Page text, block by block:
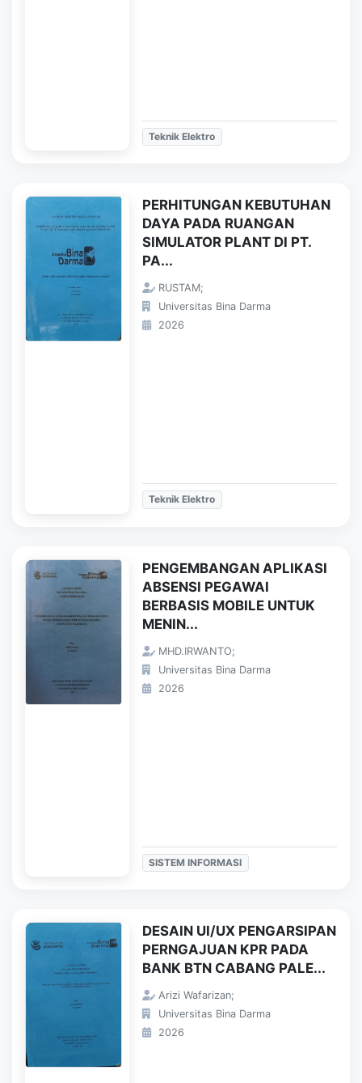
Teknik Elektro
PERHITUNGAN KEBUTUHAN
DAYA PADA RUANGAN
SIMULATOR PLANT DI PT.
PA...
RUSTAM;
Universitas Bina Darma
2026
Teknik Elektro
PENGEMBANGAN APLIKASI
ABSENSI PEGAWAI
BERBASIS MOBILE UNTUK
MENIN...
MHD.IRWANTO;
Universitas Bina Darma
2026
SISTEM INFORMASI
DESAIN UI/UX PENGARSIPAN
PERNGAJUAN KPR PADA
BANK BTN CABANG PALE...
Arizi Wafarizan;
Universitas Bina Darma
2026